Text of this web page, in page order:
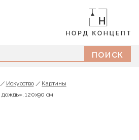
Искусство
Картины
120х90 см